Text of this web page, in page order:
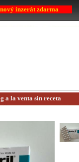
inzerát zdarma
a la venta sin receta